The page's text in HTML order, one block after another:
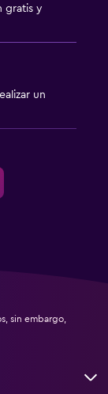
gratis y
un
sin embargo,